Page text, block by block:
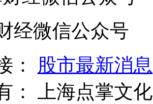
经微信公众号
：
股市最新消息
：
上海点掌文